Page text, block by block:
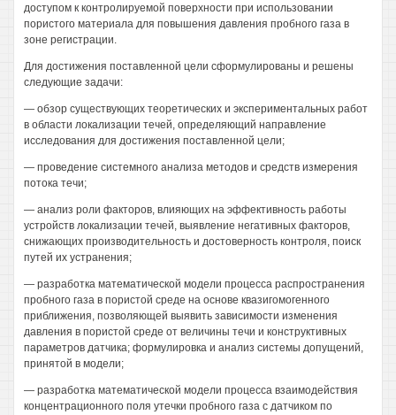
доступом к контролируемой поверхности при использовании
пористого материала для повышения давления пробного газа в
зоне регистрации.
Для достижения поставленной цели сформулированы и решены
следующие задачи:
— обзор существующих теоретических и экспериментальных работ
в области локализации течей, определяющий направление
исследования для достижения поставленной цели;
— проведение системного анализа методов и средств измерения
потока течи;
— анализ роли факторов, влияющих на эффективность работы
устройств локализации течей, выявление негативных факторов,
снижающих производительность и достоверность контроля, поиск
путей их устранения;
— разработка математической модели процесса распространения
пробного газа в пористой среде на основе квазигомогенного
приближения, позволяющей выявить зависимости изменения
давления в пористой среде от величины течи и конструктивных
параметров датчика; формулировка и анализ системы допущений,
принятой в модели;
— разработка математической модели процесса взаимодействия
концентрационного поля утечки пробного газа с датчиком по